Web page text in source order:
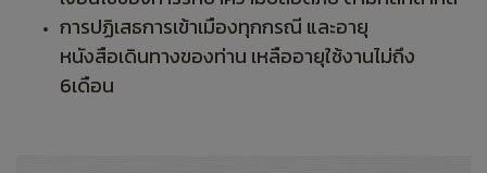
การปฏิเสธการเข้าเมืองทุกกรณี และอายุ
หนังสือเดินทางของท่าน เหลืออายุใช้งานไม่ถึง
6เดือน